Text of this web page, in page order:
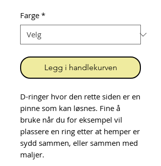
Farge *
Legg i handlekurven
D-ringer hvor den rette siden er en
pinne som kan løsnes. Fine å
bruke når du for eksempel vil
plassere en ring etter at hemper er
sydd sammen, eller sammen med
maljer.